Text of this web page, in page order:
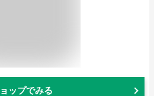
ップでみる